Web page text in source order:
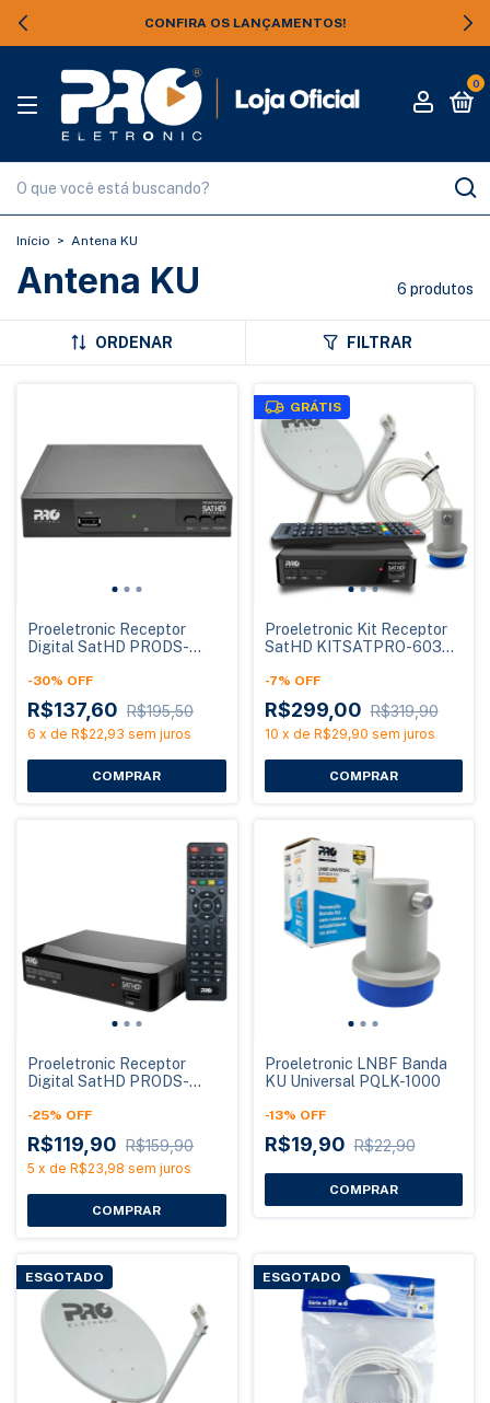
CONFIRA OS LANÇAMENTOS!
0
Início > Antena KU
Antena KU 6 produtos
ORDENAR FILTRAR
Proeletronic Receptor
Digital SatHD PRODS-
Banda KU
-30% OFF
R$137,60 R$195,50
6 x de R$22,93 sem juros
GRÁTIS
Proeletronic Kit Receptor
SatHD KITSATPRO-6037
60cm
-7% OFF
R$299,00 R$319,90
10 x de R$29,90 sem juros
Proeletronic Receptor
Digital SatHD PRODS-
-25% OFF
R$119,90 R$159,90
5 x de R$23,98 sem juros
Proeletronic LNBF Banda
KU Universal PQLK-1000
-13% OFF
R$19,90 R$22,90
ESGOTADO ESGOTADO